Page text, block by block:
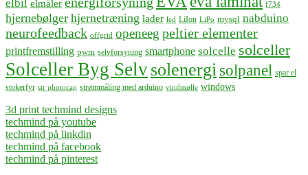
elbil elmåler f734
hjernebølger hjernetræning lader led LiIon LiPo mysql nabduino
neurofeedback offgrid openeeg peltier elementer
printfremstilling pwm selvforsyning smartphone solcelle solceller
Solceller Byg Selvsolenergisolpanel spar el
stokerfyr str photocap strømmåling med arduino vindmølle windows
3d print techmind designs
techmind på youtube
techmind på linkdin
techmind på facebook
techmind på pinterest